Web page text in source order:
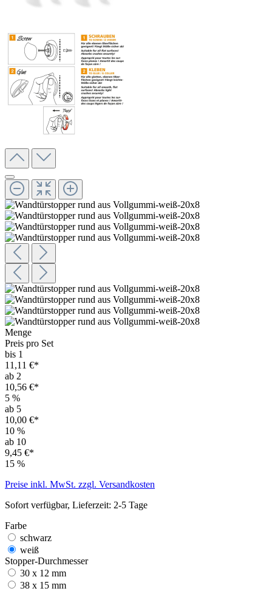
Menge
Preis pro Set
bis 1
11,11 €*
ab 2
10,56 €*
5 %
ab 5
10,00 €*
10 %
ab 10
9,45 €*
15 %
Preise inkl. MwSt. zzgl. Versandkosten
Sofort verfügbar, Lieferzeit: 2-5 Tage
Farbe
schwarz
weiß
Stopper-Durchmesser
30 x 12 mm
38 x 15 mm